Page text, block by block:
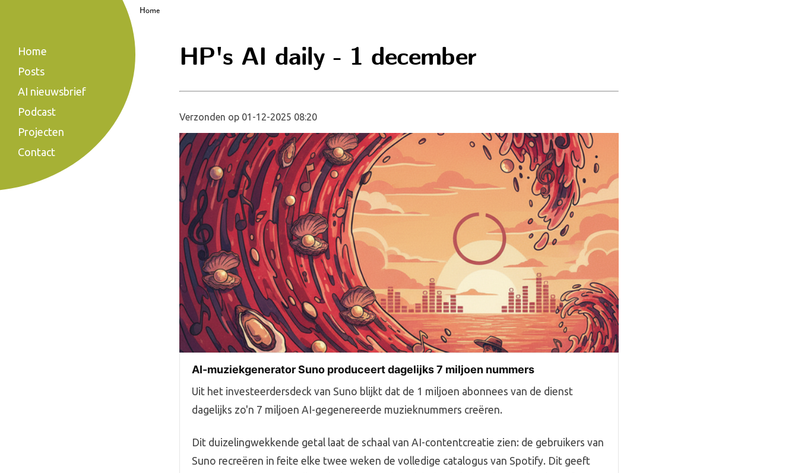
Home
Home
Posts
AI nieuwsbrief
Podcast
Projecten
Contact
HP's AI daily - 1 december
Verzonden op 01-12-2025 08:20
AI-muziekgenerator Suno produceert dagelijks 7 miljoen nummers
Uit het investeerdersdeck van Suno blijkt dat de 1 miljoen abonnees van de dienst
dagelijks zo'n 7 miljoen AI-gegenereerde muzieknummers creëren.
Dit duizelingwekkende getal laat de schaal van AI-contentcreatie zien: de gebruikers van
Suno recreëren in feite elke twee weken de volledige catalogus van Spotify. Dit geeft